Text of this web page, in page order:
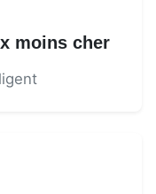
moins cher